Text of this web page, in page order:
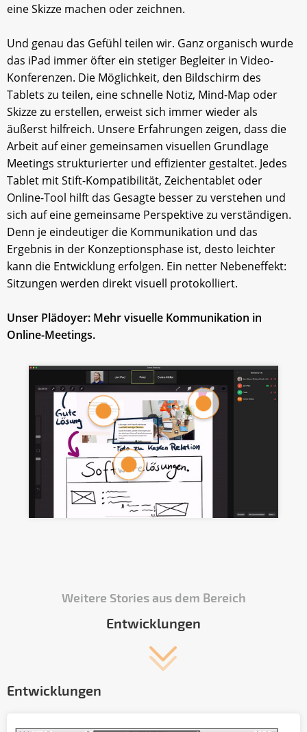
eine Skizze machen oder zeichnen.
Und genau das Gefühl teilen wir. Ganz organisch wurde
das iPad immer öfter ein stetiger Begleiter in Video-
Konferenzen. Die Möglichkeit, den Bildschirm des
Tablets zu teilen, eine schnelle Notiz, Mind-Map oder
Skizze zu erstellen, erweist sich immer wieder als
äußerst hilfreich. Unsere Erfahrungen zeigen, dass die
Arbeit auf einer gemeinsamen visuellen Grundlage
Meetings strukturierter und effizienter gestaltet. Jedes
Tablet mit Stift-Kompatibilität, Zeichentablet oder
Online-Tool hilft das Gesagte besser zu verstehen und
sich auf eine gemeinsame Perspektive zu verständigen.
Denn je eindeutiger die Kommunikation und das
Ergebnis in der Konzeptionsphase ist, desto leichter
kann die Entwicklung erfolgen. Ein netter Nebeneffekt:
Sitzungen werden direkt visuell protokolliert.
Unser Plädoyer: Mehr visuelle Kommunikation in
Online-Meetings.
Weitere Stories aus dem Bereich
Entwicklungen
Entwicklungen